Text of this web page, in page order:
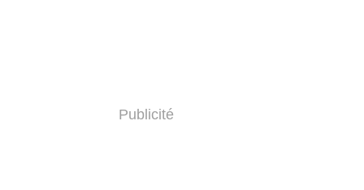
Publicité